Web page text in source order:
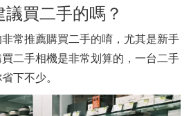
議買二手的嗎？
常推薦購買二手的唷，尤其是新手
二手相機是非常划算的，一台二手
下不少。